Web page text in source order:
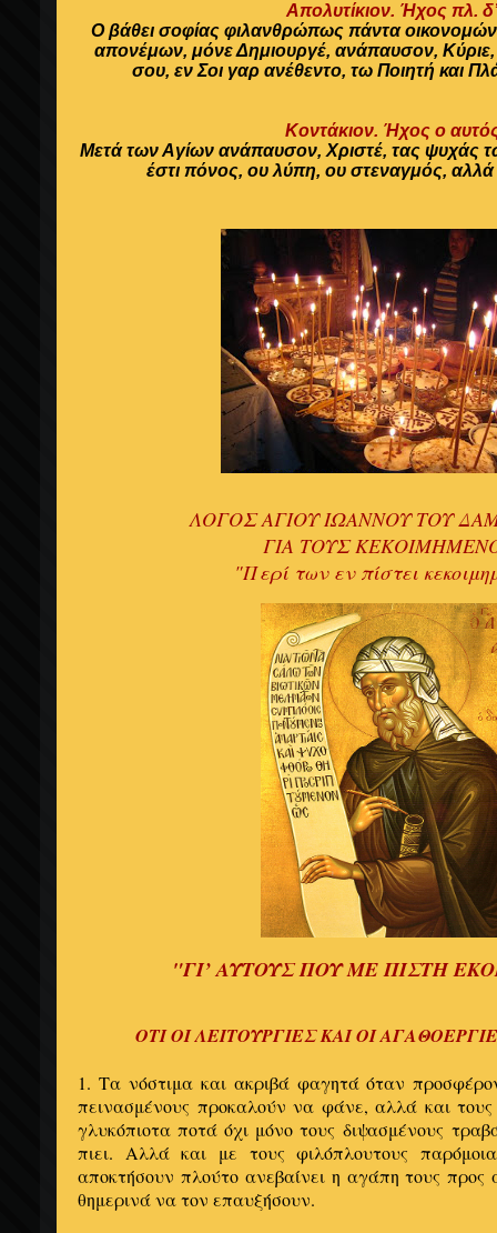
Απολυτίκιον. Ήχος πλ.
Ο βάθει σοφίας φιλανθρώπως πάντα
απονέμων, μόνε Δημιουργέ, ανάπαυσον,
σου, εν Σοι γαρ ανέθεντο, τω Ποιητή και
Κοντάκιον. Ήχος ο
Μετά των Αγίων ανάπαυσον, Χριστέ, τας ψυχάς
έστι πόνος, ου λύπη, ου στεναγμός, αλλά
ΛΟΓΟΣ ΑΓΙΟΥ ΙΩΑΝΝΟΥ ΤΟΥ
ΓΙΑ ΤΟΥΣ
"Περί των εν πίστει
"ΓΙ’ ΑΥΤΟΥΣ ΠΟΥ ΜΕ ΠΙΣΤΗ
ΟΤΙ ΟΙ ΛΕΙΤΟΥΡΓΙΕΣ ΚΑΙ ΟΙ
1. Τα νόστιμα και ακριβά φαγητά όταν
πεινασμένους προκαλούν να φάνε, αλλά και τους
γλυκόπιοτα ποτά όχι μόνο τους δι­ψασμένους
πιει. Αλλά και με τους φιλόπλουτους
αποκτήσουν πλούτο ανεβαί­νει η αγάπη τους προς
θημερινά να τον επαυξήσουν.